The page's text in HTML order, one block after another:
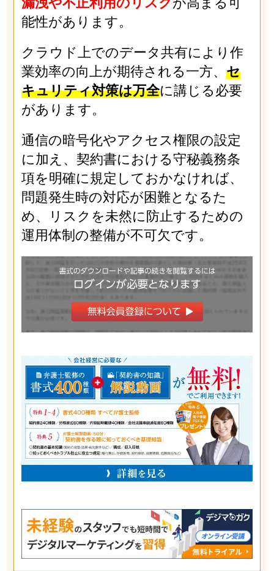
能性があります。
クラウド上でのデータ共有により作
業効率の向上が期待される一方、 セ
キュリティ対策は万全に講じる必要
があります。
通信の暗号化やアクセス権限の設定
に加え、契約書における守秘義務条
項を明確に規定しておかなければ、
問題発生時の対応が困難となるた
め、リスクを未然に防止するための
運用体制の整備が不可欠です。